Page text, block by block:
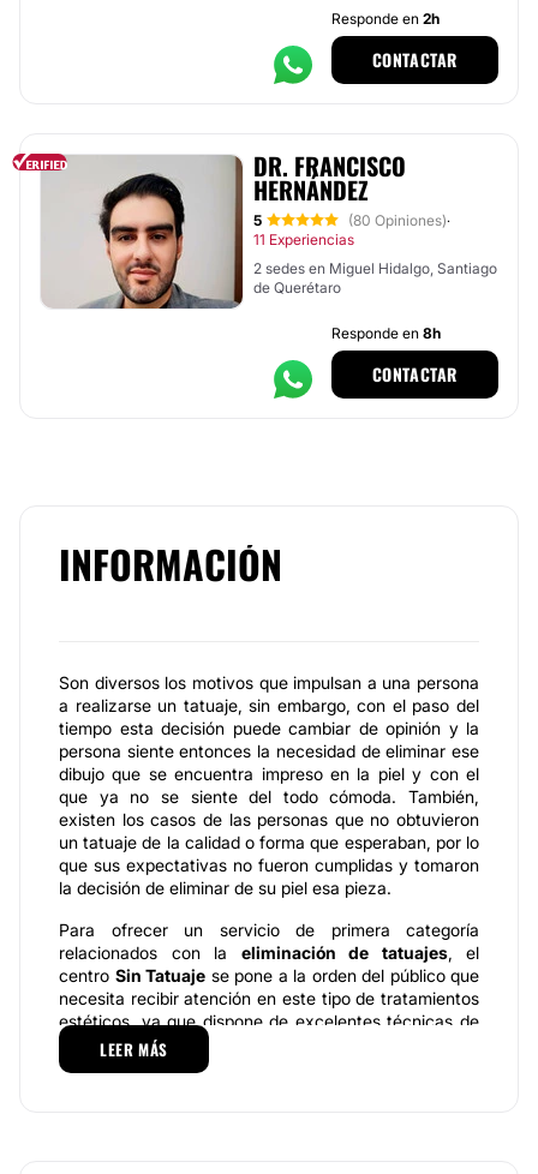
Responde en 2h
CONTACTAR
DR. FRANCISCO
HERNÁNDEZ
5 (80 Opiniones)·
11 Experiencias
2 sedes en Miguel Hidalgo, Santiago
de Querétaro
Responde en 8h
CONTACTAR
INFORMACIÓN
Son diversos los motivos que impulsan a una persona
a realizarse un tatuaje, sin embargo, con el paso del
tiempo esta decisión puede cambiar de opinión y la
persona siente entonces la necesidad de eliminar ese
dibujo que se encuentra impreso en la piel y con el
que ya no se siente del todo cómoda. También,
existen los casos de las personas que no obtuvieron
un tatuaje de la calidad o forma que esperaban, por lo
que sus expectativas no fueron cumplidas y tomaron
la decisión de eliminar de su piel esa pieza.
Para ofrecer un servicio de primera categoría
relacionados con la eliminación de tatuajes, el
centro Sin Tatuaje se pone a la orden del público que
necesita recibir atención en este tipo de tratamientos
estéticos, ya que dispone de excelentes técnicas de
vanguardia que logran eliminar el tatuaje y obtener los
resultados que se ajustes a los requerimientos de
LEER MÁS